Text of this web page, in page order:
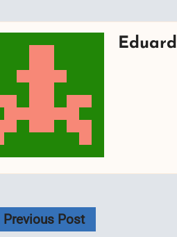
Previous Post